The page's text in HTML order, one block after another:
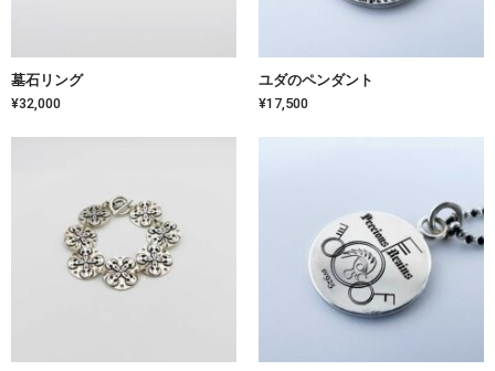
墓石リング
¥32,000
ユダのペンダント
¥17,500